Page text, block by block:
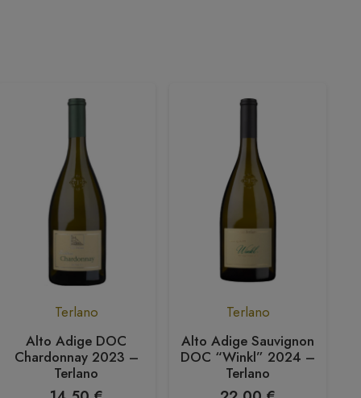
Terlano
Alto Adige DOC
Chardonnay 2023 –
Terlano
Terlano
Alto Adige Sauvignon
DOC “Winkl” 2024 –
Terlano